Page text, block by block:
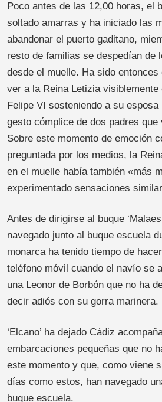
Poco antes de las 12,00 horas, el
soltado amarras y ha iniciado las
abandonar el puerto gaditano,
resto de familias se despedían de
desde el muelle. Ha sido entonces
ver a la Reina Letizia
Felipe VI sosteniendo a su
gesto cómplice de dos padres
Sobre este momento de emoción
preguntada por los medios, la
en el muelle había también «más
experimentado sensaciones
Antes de dirigirse al buque
navegado junto al buque escuela
monarca ha tenido tiempo de
teléfono móvil cuando el navío se
una Leonor de Borbón que no ha
decir adiós con su gorra marinera.
‘Elcano’ ha dejado Cádiz
embarcaciones pequeñas que no
este momento y que, como viene
días como estos, han navegado
buque escuela.